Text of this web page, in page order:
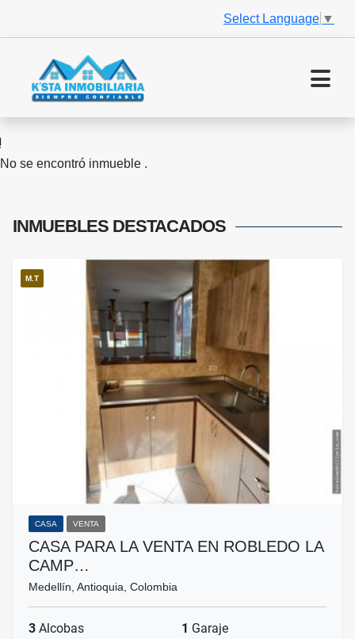
Select Language ▼
No se encontró inmueble .
INMUEBLES DESTACADOS
M.T
CASA VENTA
CASA PARA LA VENTA EN ROBLEDO LA
CAMP…
Medellín, Antioquia, Colombia
3 Alcobas 1 Garaje